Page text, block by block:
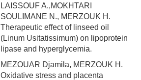
LAISSOUF A.,MOKHTARI
SOULIMANE N., MERZOUK H.
Therapeutic effect of linseed oil
(Linum Usitatissimum) on lipoprotein
lipase and hyperglycemia.
MEZOUAR Djamila, MERZOUK H.
Oxidative stress and placenta